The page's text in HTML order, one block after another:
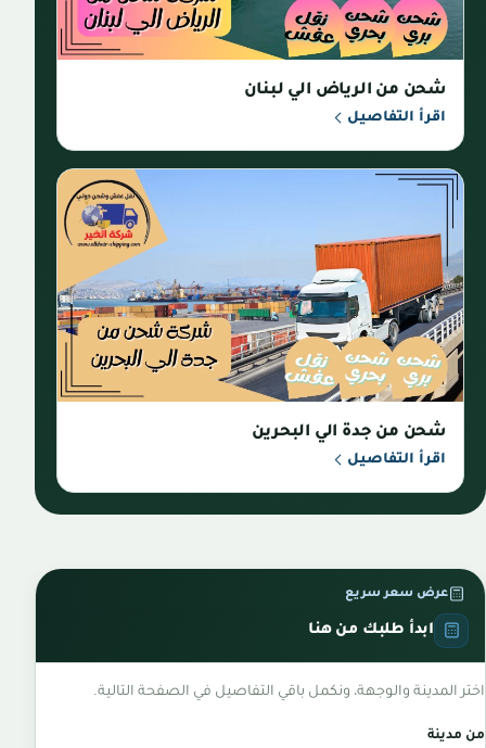
شحن من الرياض الي لبنان
اقرأ التفاصيل
شحن من جدة الي البحرين
اقرأ التفاصيل
عرض سعر سريع
ابدأ طلبك من هنا
اختر المدينة والوجهة، ونكمل باقي التفاصيل في الصفحة التالية.
من مدينة